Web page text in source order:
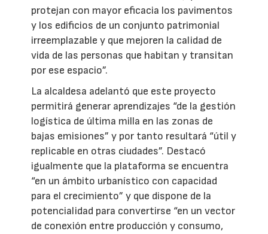
protejan con mayor eficacia los pavimentos
y los edificios de un conjunto patrimonial
irreemplazable y que mejoren la calidad de
vida de las personas que habitan y transitan
por ese espacio”.
La alcaldesa adelantó que este proyecto
permitirá generar aprendizajes “de la gestión
logística de última milla en las zonas de
bajas emisiones” y por tanto resultará “útil y
replicable en otras ciudades”. Destacó
igualmente que la plataforma se encuentra
“en un ámbito urbanístico con capacidad
para el crecimiento” y que dispone de la
potencialidad para convertirse “en un vector
de conexión entre producción y consumo,